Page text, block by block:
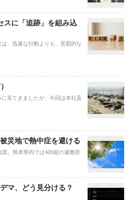
に「追跡」を組み込
、迅速な行動よりも、意図的な
見てきましたが、今回は本社及
災地で熱中症を避ける
。熊本県内では400超の避難所
マ、どう見分ける？